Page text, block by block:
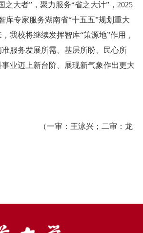
之大者”，聚力服务“省之大计”，2025
库专家服务湖南省“十五五”规划重大
我校将继续发挥智库“策源地”作用，
服务发展所需、基层所盼、民心所
业迈上新台阶、展现新气象作出更大
王泳兴；二审：龙